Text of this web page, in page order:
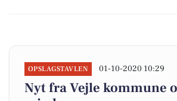
OPSLAGSTAVLEN 01-10-2020 10:29
Nyt fra Vejle kommune